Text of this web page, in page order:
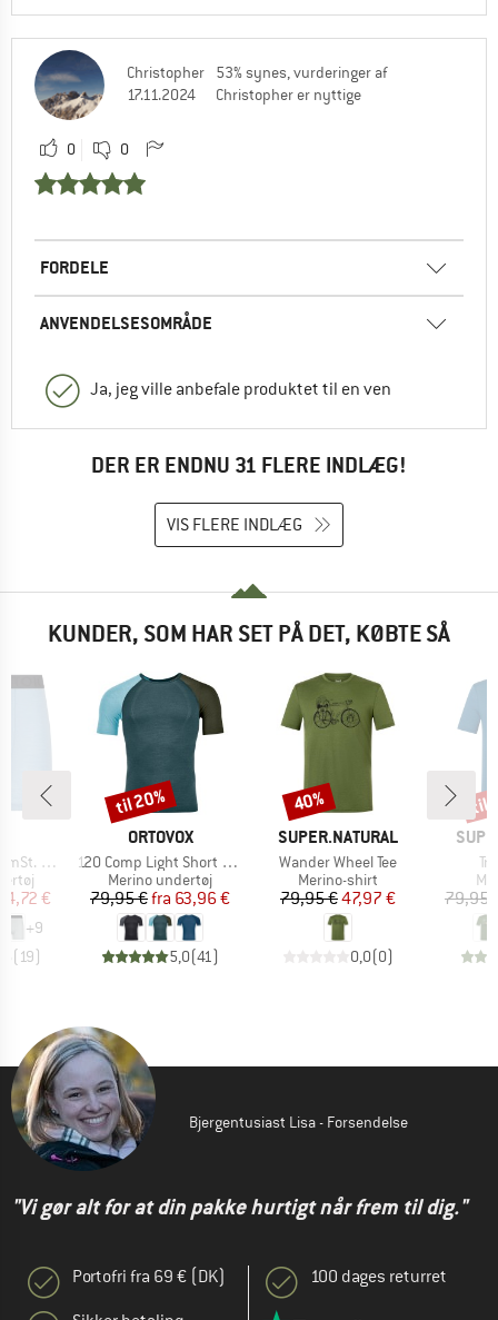
Christopher
17.11.2024
53% synes, vurderinger af
Christopher er nyttige
0 0
FORDELE
ANVENDELSESOMRÅDE
Ja, jeg ville anbefale produktet til en ven
DER ER ENDNU 31 FLERE INDLÆG!
VIS FLERE INDLÆG
KUNDER, SOM HAR SET PÅ DET, KØBTE SÅ
Boxer
pris
€
+9
(19)
MÆRKE
ORTOVOX
Artikel
120 Comp Light Short Sleeve
Produktgruppe
Merino undertøj
Pris
79,95 € Nedsat pris
fra 63,96 €
5,0(41)
Rabat
til 20%
MÆRKE
SUPER.NATURAL
Artikel
Wander Wheel Tee
Produktgruppe
Merino-shirt
Pris
79,95 €Nedsat pris
47,97 €
0,0(0)
Rabat
40%
79,95
til
Bjergentusiast Lisa - Forsendelse
"Vi gør alt for at din pakke hurtigt når frem til dig."
Portofri fra 69 € (DK)
100 dages returret